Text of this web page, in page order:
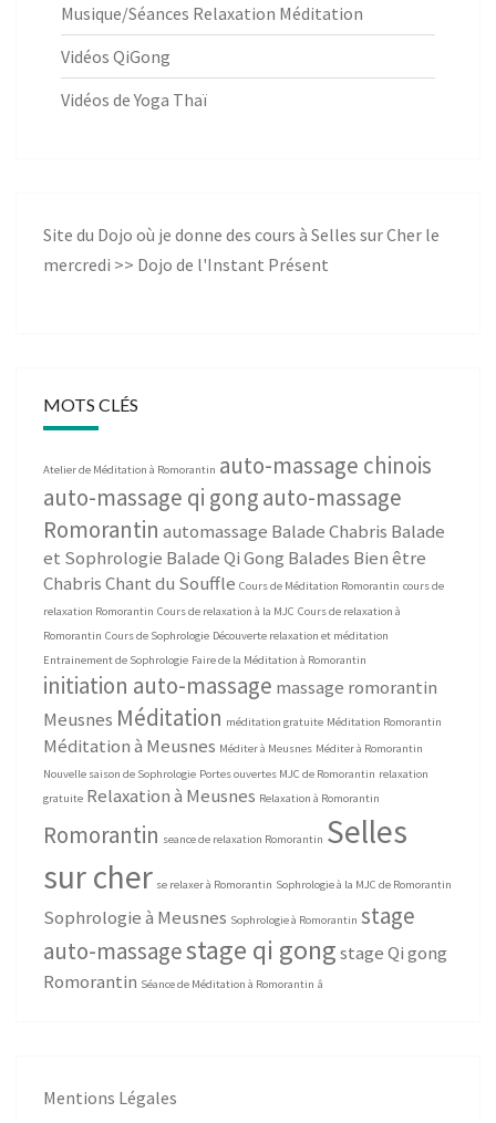
Musique/Séances Relaxation Méditation
Vidéos QiGong
Vidéos de Yoga Thaï
Site du Dojo où je donne des cours à Selles sur Cher le
mercredi >> Dojo de l'Instant Présent
MOTS CLÉS
Atelier de Méditation à Romorantin auto-massage chinois
auto-massage qi gongauto-massage
Romorantin automassage Balade Chabris Balade
et Sophrologie Balade Qi Gong Balades Bien être
ChabrisChant du Souffle Cours de Méditation Romorantin cours de
relaxation Romorantin Cours de relaxation à la MJC Cours de relaxation à
Romorantin Cours de Sophrologie Découverte relaxation et méditation
Entrainement de Sophrologie Faire de la Méditation à Romorantin
initiation auto-massage massage romorantin
Meusnes Méditation méditation gratuite Méditation Romorantin
Méditation à Meusnes Méditer à Meusnes Méditer à Romorantin
Nouvelle saison de Sophrologie Portes ouvertes MJC de Romorantin relaxation
gratuite Relaxation à Meusnes Relaxation à Romorantin
Romorantin seance de relaxation Romorantin Selles
sur cher se relaxer à Romorantin Sophrologie à la MJC de Romorantin
Sophrologie à Meusnes Sophrologie à Romorantin stage
auto-massagestage qi gongstage Qi gong
Romorantin Séance de Méditation à Romorantin â
Mentions Légales